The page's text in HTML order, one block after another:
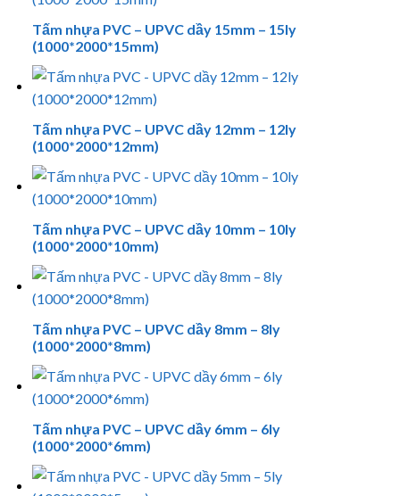
Tấm nhựa PVC – UPVC dầy 15mm – 15ly
(1000*2000*15mm)
Tấm nhựa PVC – UPVC dầy 12mm – 12ly
(1000*2000*12mm)
Tấm nhựa PVC – UPVC dầy 10mm – 10ly
(1000*2000*10mm)
Tấm nhựa PVC – UPVC dầy 8mm – 8ly
(1000*2000*8mm)
Tấm nhựa PVC – UPVC dầy 6mm – 6ly
(1000*2000*6mm)